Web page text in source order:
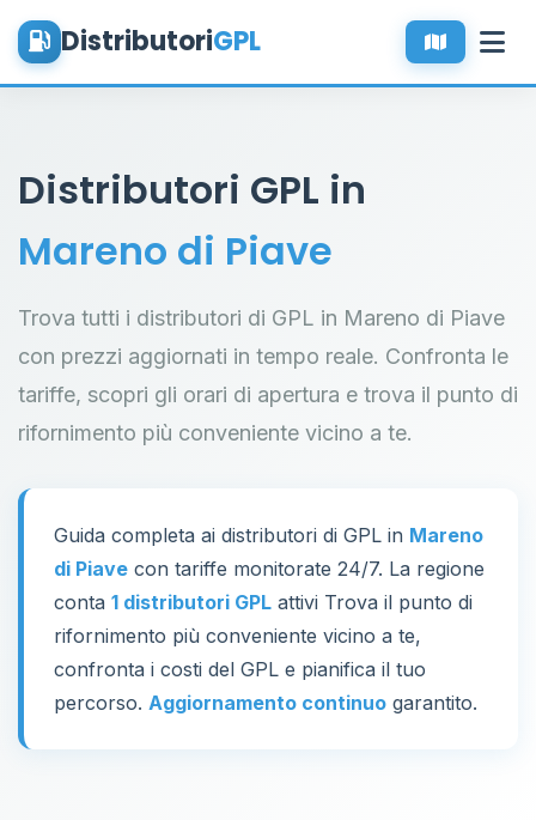
DistributoriGPL
Distributori GPL in
Mareno di Piave
Trova tutti i distributori di GPL in Mareno di Piave
con prezzi aggiornati in tempo reale. Confronta le
tariffe, scopri gli orari di apertura e trova il punto di
rifornimento più conveniente vicino a te.
Guida completa ai distributori di GPL in Mareno
di Piave con tariffe monitorate 24/7. La regione
conta 1 distributori GPL attivi Trova il punto di
rifornimento più conveniente vicino a te,
confronta i costi del GPL e pianifica il tuo
percorso. Aggiornamento continuo garantito.